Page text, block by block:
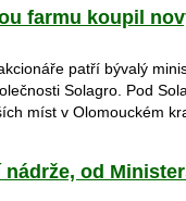
farmu koupil
patří bývalý
Solagro. Pod
míst v Olomouckém
od